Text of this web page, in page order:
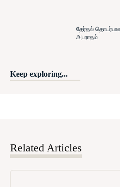
தேர்தல் தொடர்பான
அபராதம்
Keep exploring...
Related Articles